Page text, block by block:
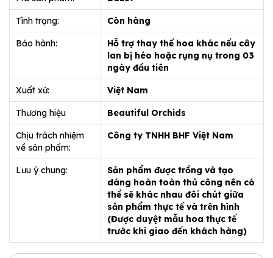
Tình trạng: Còn hàng
Bảo hành:
Hỗ trợ thay thế hoa khác nếu cây
lan bị héo hoặc rụng nụ trong 03
ngày đầu tiên
Xuất xứ: Việt Nam
Thương hiệu Beautiful Orchids
Chịu trách nhiệm
về sản phẩm:
Công ty TNHH BHF Việt Nam
Lưu ý chung:
Sản phẩm được trồng và tạo
dáng hoàn toàn thủ công nên có
thể sẽ khác nhau đôi chút giữa
sản phẩm thực tế và trên hình
(Được duyệt mẫu hoa thực tế
trước khi giao đến khách hàng)